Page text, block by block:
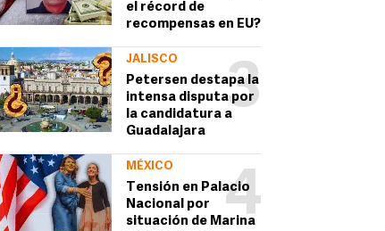
el récord de
recompensas en EU?
3
JALISCO
Petersen destapa la
intensa disputa por
la candidatura a
Guadalajara
4
MÉXICO
Tensión en Palacio
Nacional por
situación de Marina